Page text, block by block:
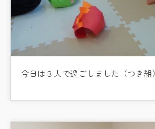
今日は３人で過ごしました（つき組）